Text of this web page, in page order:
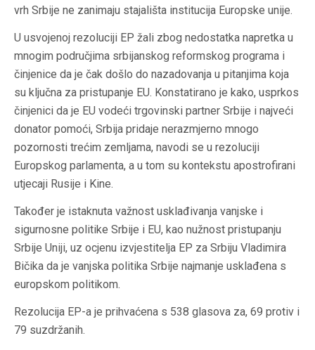
vrh Srbije ne zanimaju stajališta institucija Europske unije.
U usvojenoj rezoluciji EP žali zbog nedostatka napretka u
mnogim područjima srbijanskog reformskog programa i
činjenice da je čak došlo do nazadovanja u pitanjima koja
su ključna za pristupanje EU. Konstatirano je kako, usprkos
činjenici da je EU vodeći trgovinski partner Srbije i najveći
donator pomoći, Srbija pridaje nerazmjerno mnogo
pozornosti trećim zemljama, navodi se u rezoluciji
Europskog parlamenta, a u tom su kontekstu apostrofirani
utjecaji Rusije i Kine.
Također je istaknuta važnost usklađivanja vanjske i
sigurnosne politike Srbije i EU, kao nužnost pristupanju
Srbije Uniji, uz ocjenu izvjestitelja EP za Srbiju Vladimira
Bičika da je vanjska politika Srbije najmanje usklađena s
europskom politikom.
Rezolucija EP-a je prihvaćena s 538 glasova za, 69 protiv i
79 suzdržanih.